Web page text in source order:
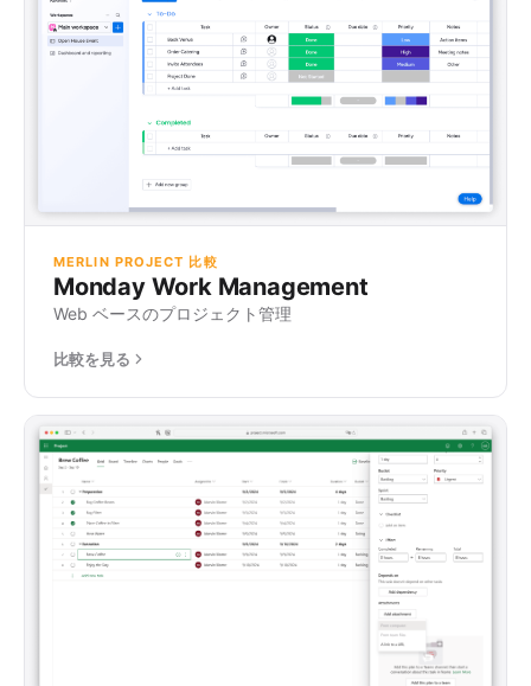
MERLIN PROJECT 比較
Monday Work Management
Web ベースのプロジェクト管理
比較を見る